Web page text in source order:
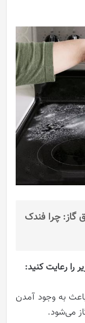
گاز: چرا فندک
را رعایت کنید:
به وجود آمدن
می‌شود.